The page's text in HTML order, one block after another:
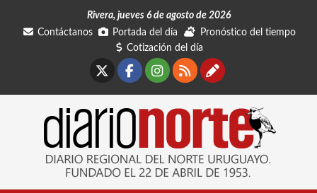
Rivera, jueves 6 de agosto de 2026
Contáctanos
Portada del día
Pronóstico del tiempo
Cotización del día
Facebook
Instagram
RSSContáctanos